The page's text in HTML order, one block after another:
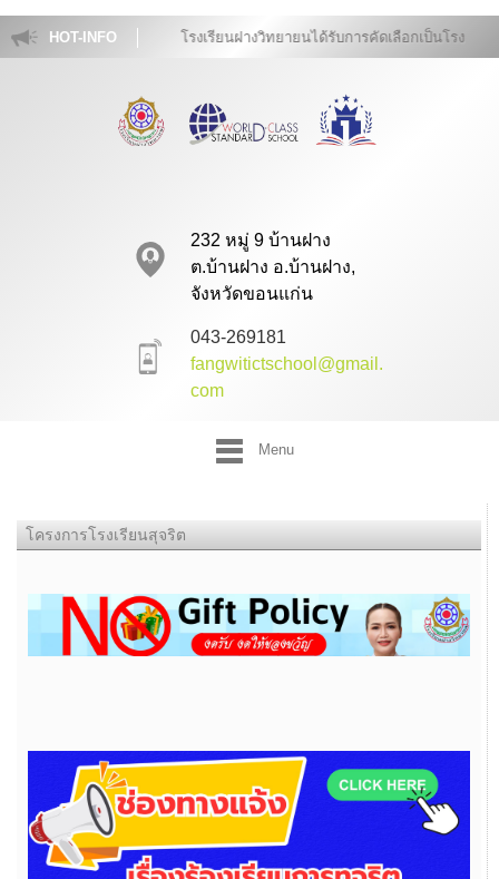
HOT-INFO โรงเรียนฝางวิทยายนได้รับการคัดเลือกเป็นโรงเ
232 หมู่ 9 บ้านฝาง
ต.บ้านฝาง อ.บ้านฝาง,
จังหวัดขอนแก่น
043-269181
fangwitictschool@gmail.
com
Menu
โครงการโรงเรียนสุจริต